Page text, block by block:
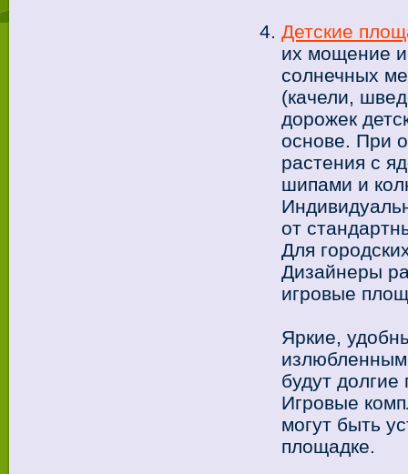
Детские
их мощение
солнечных
(качели,
дорожек
основе. При
растения с
шипами и
от
Для
Дизайнеры
игровые
Яркие,
излюбленным
будут
Игровые
могут быть
площадке.